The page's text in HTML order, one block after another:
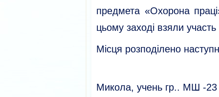
предмета «Охорона
цьому заході взяли участь
Місця розподілено
Микола, учень гр.. МШ -23